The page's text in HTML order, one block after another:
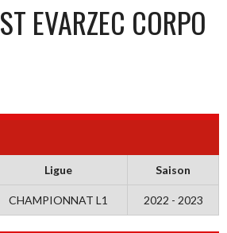
ST EVARZEC CORPO
Ligue Saison
CHAMPIONNAT L1 2022 - 2023